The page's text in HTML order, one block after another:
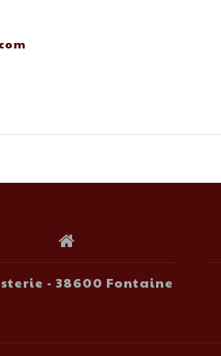
- 38600 Fontaine